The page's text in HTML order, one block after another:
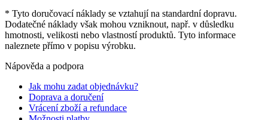
* Tyto doručovací náklady se vztahují na standardní dopravu.
Dodatečné náklady však mohou vzniknout, např. v důsledku
hmotnosti, velikosti nebo vlastností produktů. Tyto informace
naleznete přímo v popisu výrobku.
Nápověda a podpora
Jak mohu zadat objednávku?
Doprava a doručení
Vrácení zboží a refundace